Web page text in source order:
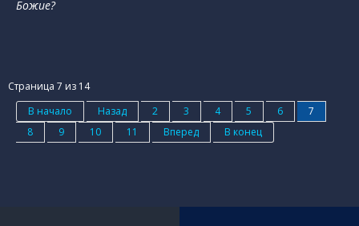
Божие?
Страница 7 из 14
В начало
Назад 2 3 4 5 6
7
8
9 10 11 Вперед В конец